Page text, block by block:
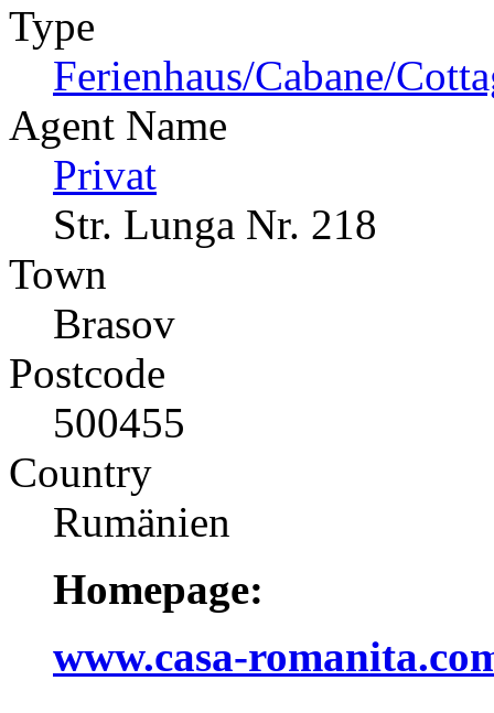
Type
Ferienhaus/Cabane/
Agent Name
Privat
Str. Lunga Nr. 218
Town
Brasov
Postcode
500455
Country
Rumänien
Homepage:
www.casa-